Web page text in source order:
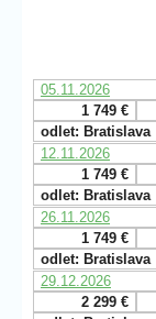
05.11.2026
1 749 €
odlet: Bratislava
12.11.2026
1 749 €
odlet: Bratislava
26.11.2026
1 749 €
odlet: Bratislava
29.12.2026
2 299 €